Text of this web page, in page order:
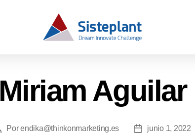
Miriam Aguilar
Porendika@thinkonmarketing.es junio 1, 2022